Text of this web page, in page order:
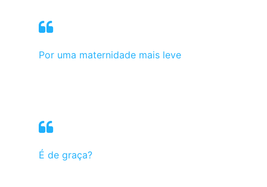
Por uma maternidade mais leve
É de graça?